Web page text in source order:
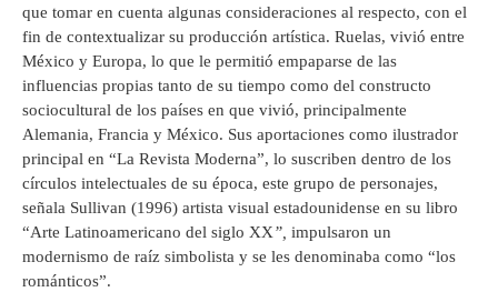
que tomar en cuenta algunas consideraciones al respecto, con el
fin de contextualizar su producción artística. Ruelas, vivió entre
México y Europa, lo que le permitió empaparse de las
influencias propias tanto de su tiempo como del constructo
sociocultural de los países en que vivió, principalmente
Alemania, Francia y México. Sus aportaciones como ilustrador
principal en “La Revista Moderna”, lo suscriben dentro de los
círculos intelectuales de su época, este grupo de personajes,
señala Sullivan (1996) artista visual estadounidense en su libro
“Arte Latinoamericano del siglo XX”, impulsaron un
modernismo de raíz simbolista y se les denominaba como “los
románticos”.